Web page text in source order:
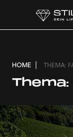
HOME THEMA:
Thema: